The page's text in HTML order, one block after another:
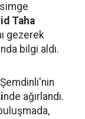
Taha
gezerek
bilgi aldı.
nde ağırlandı.